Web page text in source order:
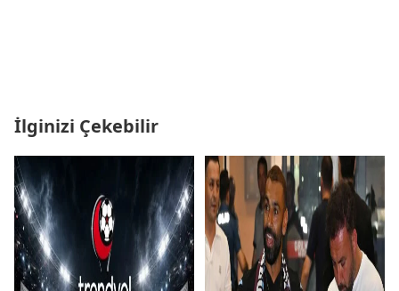
İlginizi Çekebilir